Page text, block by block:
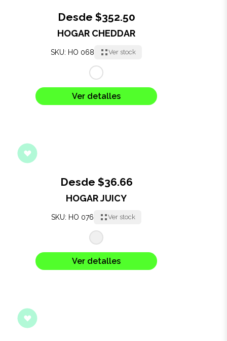
Desde $352.50
HOGAR CHEDDAR
SKU: HO 068 Ver stock
Ver detalles
Desde $36.66
HOGAR JUICY
SKU: HO 076 Ver stock
Ver detalles